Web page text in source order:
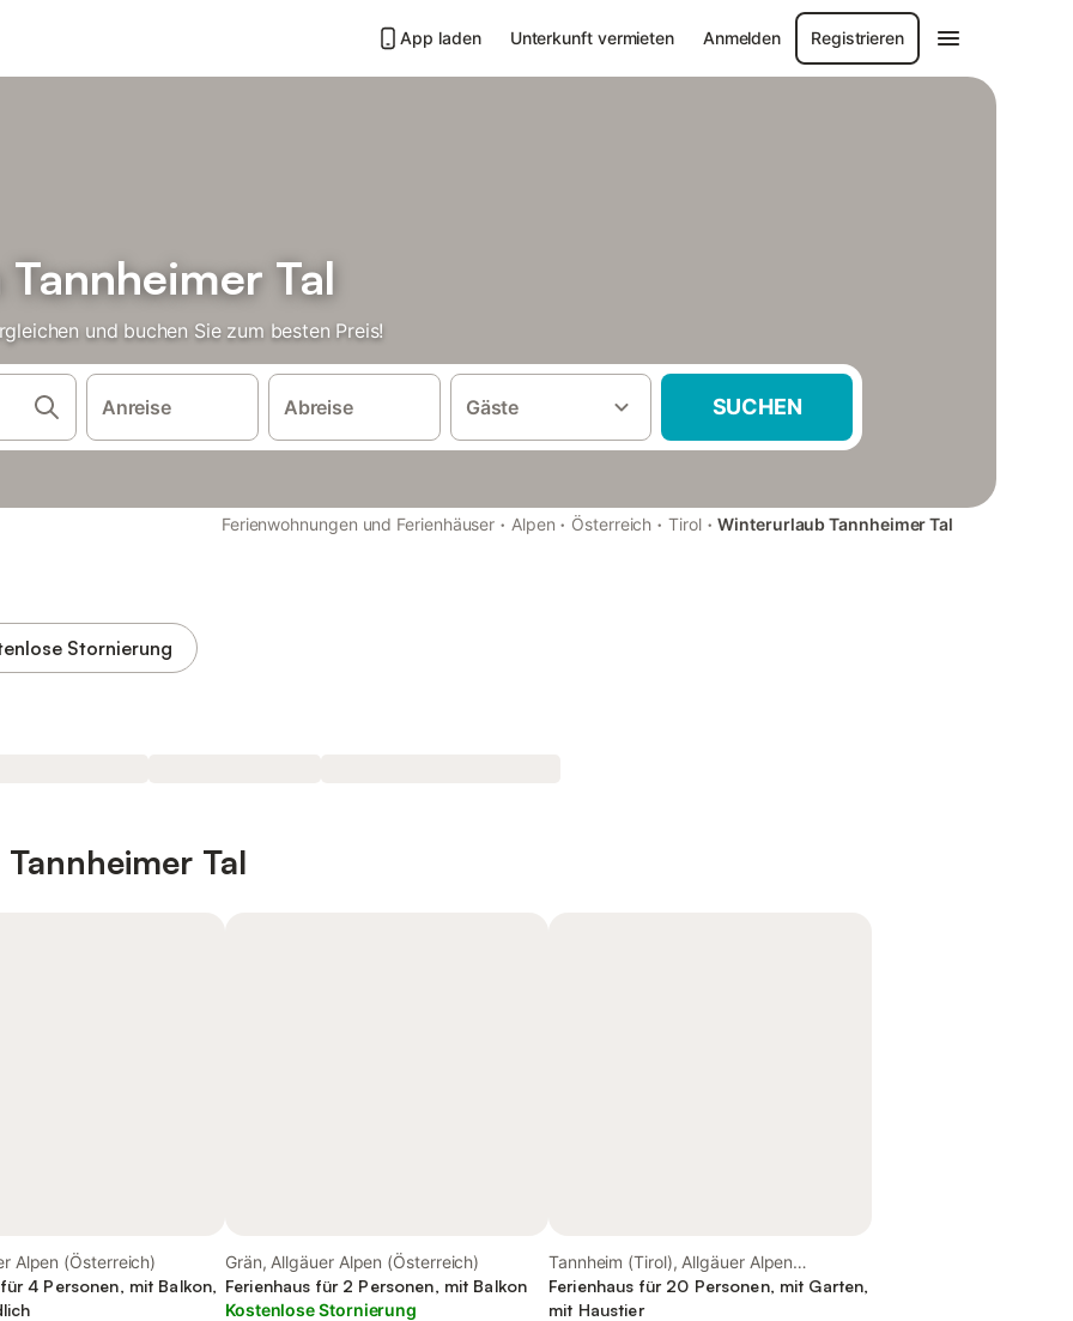
App laden Unterkunft vermieten Anmelden Registrieren
Tal
und buchen Sie zum besten Preis!
Anreise Abreise Gäste SUCHEN
Ferienwohnungen und Ferienhäuser · Alpen · Österreich · Tirol · Winterurlaub Tannheimer Tal
Stornierung
Tal
Alpen (Österreich)
4 Personen, mit Balkon,
Grän, Allgäuer Alpen (Österreich)
Ferienhaus für 2 Personen, mit Balkon
Kostenlose Stornierung
Tannheim (Tirol), Allgäuer Alpen
(Österreich)
Ferienhaus für 20 Personen, mit Garten,
mit Haustier